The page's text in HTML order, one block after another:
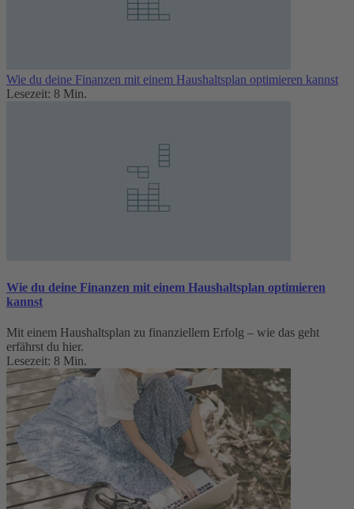
Wie du deine Finanzen mit einem Haushaltsplan optimieren kannst
Lesezeit: 8 Min.
Wie du deine Finanzen mit einem Haushaltsplan optimieren
kannst
Mit einem Haushaltsplan zu finanziellem Erfolg – wie das geht
erfährst du hier.
Lesezeit: 8 Min.